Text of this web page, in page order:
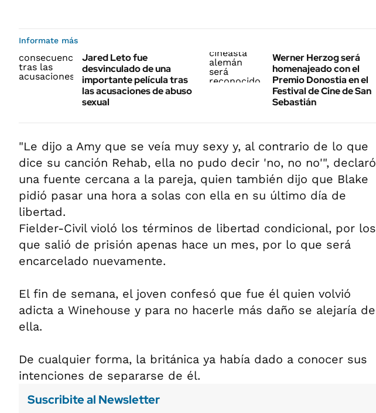
Informate más
Jared Leto fue
desvinculado de una
importante película tras
las acusaciones de abuso
sexual
Werner Herzog será
homenajeado con el
Premio Donostia en el
Festival de Cine de San
Sebastián
"Le dijo a Amy que se veía muy sexy y, al contrario de lo que
dice su canción Rehab, ella no pudo decir 'no, no no'", declaró
una fuente cercana a la pareja, quien también dijo que Blake
pidió pasar una hora a solas con ella en su último día de
libertad.
Fielder-Civil violó los términos de libertad condicional, por los
que salió de prisión apenas hace un mes, por lo que será
encarcelado nuevamente.
El fin de semana, el joven confesó que fue él quien volvió
adicta a Winehouse y para no hacerle más daño se alejaría de
ella.
De cualquier forma, la británica ya había dado a conocer sus
intenciones de separarse de él.
Suscribite al Newsletter